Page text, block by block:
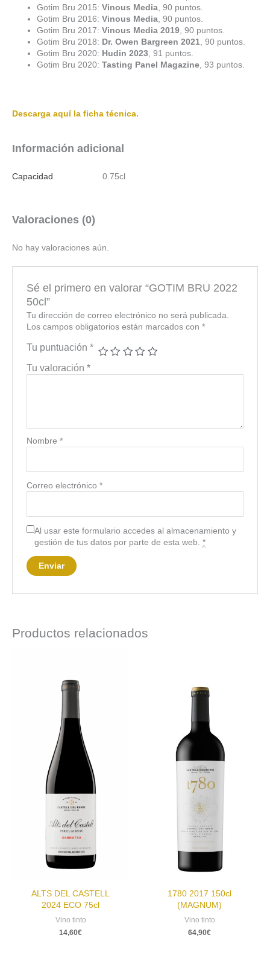
Gotim Bru 2015:Vinous Media, 90 puntos.
Gotim Bru 2016:Vinous Media, 90 puntos.
Gotim Bru 2017:Vinous Media 2019, 90 puntos.
Gotim Bru 2018: Dr. Owen Bargreen 2021, 90 puntos.
Gotim Bru 2020: Hudin 2023, 91 puntos.
Gotim Bru 2020:Tasting Panel Magazine, 93 puntos.
Descarga aquí la ficha técnica.
Información adicional
Capacidad 0.75cl
Valoraciones (0)
No hay valoraciones aún.
Sé el primero en valorar “GOTIM BRU 2022
50cl”
Tu dirección de correo electrónico no será publicada.
Los campos obligatorios están marcados con *
Tu puntuación *
Tu valoración *
Nombre *
Correo electrónico *
Al usar este formulario accedes al almacenamiento y
gestión de tus datos por parte de esta web. *
Productos relacionados
ALTS DEL CASTELL
2024 ECO 75cl
Vino tinto
14,60€
1780 2017 150cl
(MAGNUM)
Vino tinto
64,90€